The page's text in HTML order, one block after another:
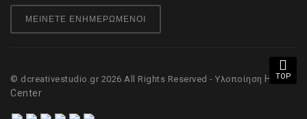
ΜΕΙΝΕΤΕ ΕΝΗΜΕΡΩΜΕΝΟΙ
© dcreativestudio.gr 2026 All Rights Reserved - Υλοποίηση Hyper
Center
TOP